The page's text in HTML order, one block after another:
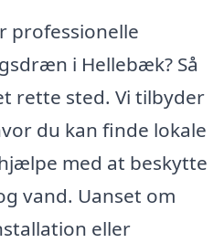
professionelle
i Hellebæk? Så
rette sted. Vi tilbyder
du kan finde lokale
med at beskytte
vand. Uanset om
eller